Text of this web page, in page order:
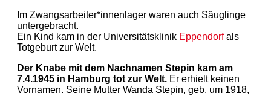
Im Zwangsarbeiter*innenlager waren auch Säuglinge
untergebracht.
Ein Kind kam in der Universitätsklinik Eppendorfals
Totgeburt zur Welt.
Der Knabe mit dem Nachnamen Stepin kam am
7.4.1945 in Hamburg tot zur Welt. Er erhielt keinen
Vornamen. Seine Mutter Wanda Stepin, geb. um 1918,